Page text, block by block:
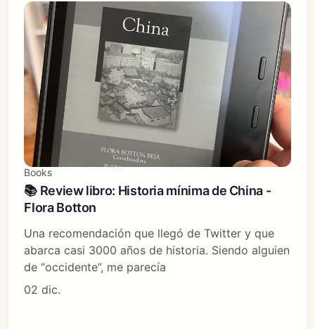
Books
📚 Review libro: Historia mínima de China -
Flora Botton
Una recomendación que llegó de Twitter y que
abarca casi 3000 años de historia. Siendo alguien
de “occidente”, me parecía
02 dic.